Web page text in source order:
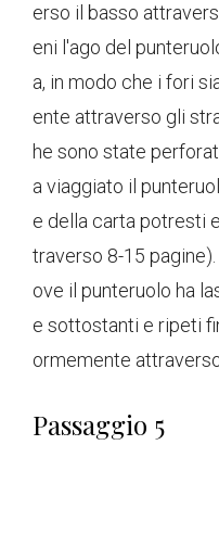
erso il basso
eni l'ago del
a, in modo che i fori
ente attraverso gli
he sono state
a viaggiato il
e della carta potresti
traverso 8-15
ove il punteruolo ha
e sottostanti e ripeti
ormemente
Passaggio 5